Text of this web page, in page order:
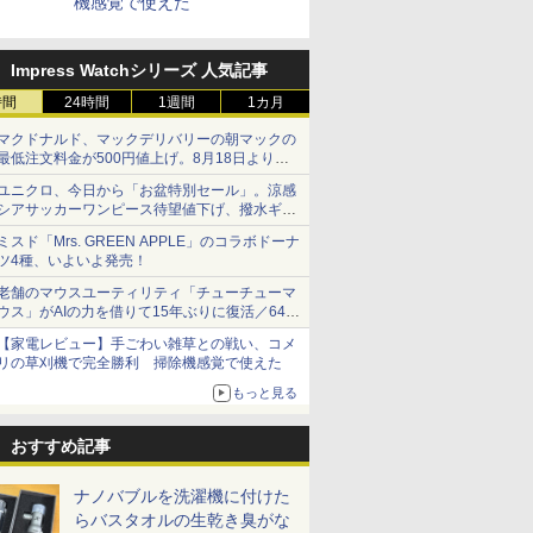
Impress Watchシリーズ 人気記事
24時間 1週間 1カ月
クドナルド、マックデリバリーの朝マックの
低注文料金が500円値上げ。8月18日より
円から受付
ニクロ、今日から「お盆特別セール」。涼感
アサッカーワンピース待望値下げ、撥水ギア
ョーツは1990円に
スド「Mrs. GREEN APPLE」のコラボドーナ
4種、いよいよ発売！
舗のマウスユーティリティ「チューチューマ
ス」がAIの力を借りて15年ぶりに復活／64bit
、Windows 10/11、「Chrome」も走り回
。復活記念で2026年末まで500円
家電レビュー】手ごわい雑草との戦い、コメ
の草刈機で完全勝利 掃除機感覚で使えた
もっと見る
おすすめ記事
ナノバブルを洗濯機に付けた
らバスタオルの生乾き臭がな